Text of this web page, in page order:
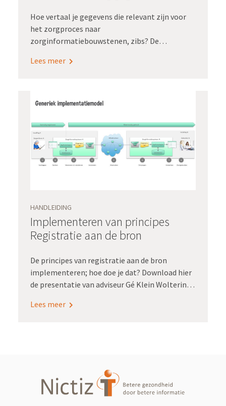
Hoe vertaal je gegevens die relevant zijn voor
het zorgproces naar
zorginformatiebouwstenen, zibs? De
bijbehorende analysebestand geven praktische
Lees meer
HANDLEIDING
Implementeren van principes
Registratie aan de bron
De principes van registratie aan de bron
implementeren; hoe doe je dat? Download hier
de presentatie van adviseur Gé Klein Wolterink
aan de bron, het generiek
Lees meer